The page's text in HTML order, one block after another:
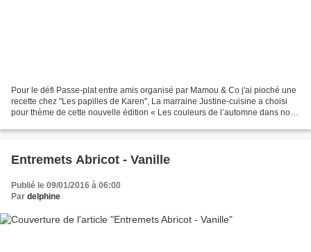
Pour le défi Passe-plat entre amis organisé par Mamou & Co j'ai pioché une
recette chez "Les papilles de Karen", La marraine Justine-cuisine a choisi
pour thème de cette nouvelle édition « Les couleurs de l’automne dans nos
Entremets Abricot - Vanille
Publié le 09/01/2016 à 06:00
Par delphine